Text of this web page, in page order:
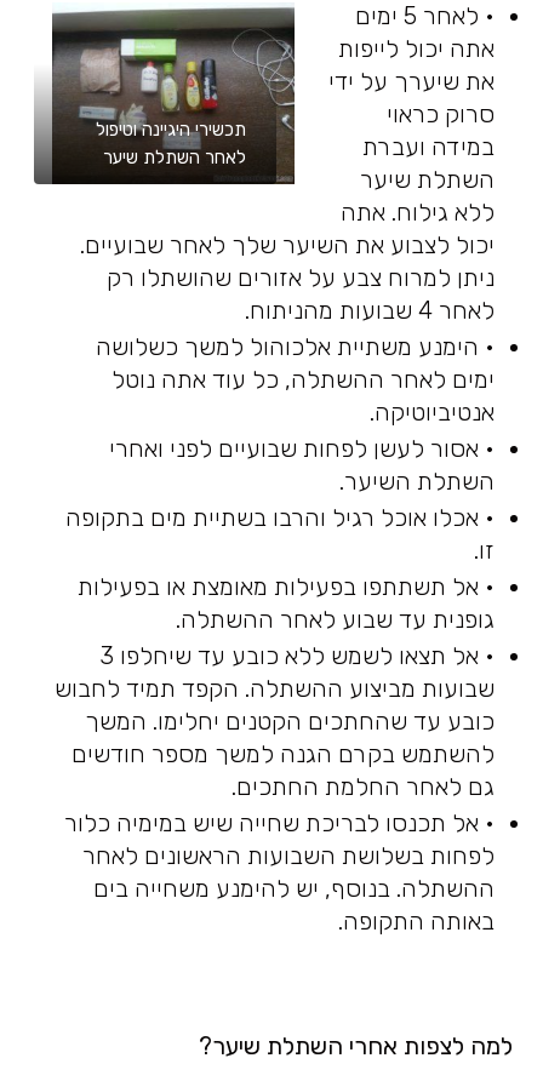
תכשירי היגיינה וטיפול
לאחר השתלת שיער
• לאחר 5 ימים
אתה יכול לייפות
את שיערך על ידי
סרוק כראוי
במידה ועברת
השתלת שיער
ללא גילוח. אתה
יכול לצבוע את השיער שלך לאחר שבועיים.
ניתן למרוח צבע על אזורים שהושתלו רק
לאחר 4 שבועות מהניתוח.
• הימנע משתיית אלכוהול למשך כשלושה
ימים לאחר ההשתלה, כל עוד אתה נוטל
אנטיביוטיקה.
• אסור לעשן לפחות שבועיים לפני ואחרי
השתלת השיער.
• אכלו אוכל רגיל והרבו בשתיית מים בתקופה
זו.
• אל תשתתפו בפעילות מאומצת או בפעילות
גופנית עד שבוע לאחר ההשתלה.
• אל תצאו לשמש ללא כובע עד שיחלפו 3
שבועות מביצוע ההשתלה. הקפד תמיד לחבוש
כובע עד שהחתכים הקטנים יחלימו. המשך
להשתמש בקרם הגנה למשך מספר חודשים
גם לאחר החלמת החתכים.
• אל תכנסו לבריכת שחייה שיש במימיה כלור
לפחות בשלושת השבועות הראשונים לאחר
ההשתלה. בנוסף, יש להימנע משחייה בים
באותה התקופה.
למה לצפות אחרי השתלת שיער?